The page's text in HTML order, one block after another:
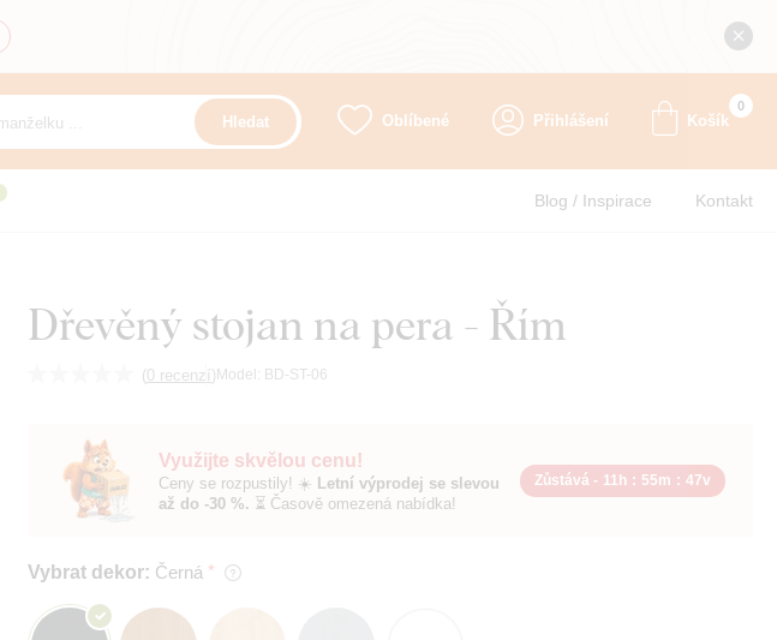
Hledat Oblíbené Přihlášení Košík
0
Blog / Inspirace Kontakt
Dřevěný stojan na pera - Řím
(0 recenzí) Model: BD-ST-06
Využijte skvělou cenu!
Ceny se rozpustily! ☀️ Letní výprodej se slevou
až do -30 %. ⏳ Časově omezená nabídka!
Zůstává - 11h : 55m : 45v
Vybrat dekor: Černá